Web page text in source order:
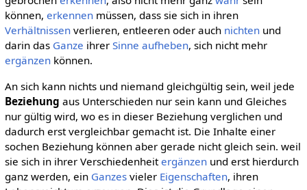
können, erkennenmüssen, dass sie sich in ihren
Verhältnissenverlieren, entleeren oder auch nichtenund
darin das Ganze ihrer Sinne aufheben, sich nicht mehr
ergänzenkönnen.
An sich kann nichts und niemand gleichgültig sein, weil jede
Beziehung aus Unterschieden nur sein kann und Gleiches
nur gültig wird, wo es in dieser Beziehung verglichen und
dadurch erst vergleichbar gemacht ist. Die Inhalte einer
sochen Beziehung können aber gerade nicht gleich sein. weil
sie sich in ihrer Verschiedenheitergänzenund erst hierdurch
ganz werden, ein Ganzesvieler Eigenschaften, ihren